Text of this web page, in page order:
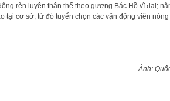
rèn luyện thân thể theo gương Bác Hồ vĩ đại;
tại cơ sở, từ đó tuyển chọn các vận động viên nòng
Ảnh: